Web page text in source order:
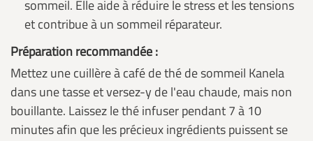
sommeil. Elle aide à réduire le stress et les tensions
et contribue à un sommeil réparateur.
Préparation recommandée :
Mettez une cuillère à café de thé de sommeil Kanela
dans une tasse et versez-y de l'eau chaude, mais non
bouillante. Laissez le thé infuser pendant 7 à 10
minutes afin que les précieux ingrédients puissent se